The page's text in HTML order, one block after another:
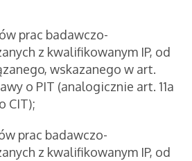
prac badawczo-
z kwalifikowanym IP, od
wskazanego w art.
o PIT (analogicznie art. 11a
CIT);
prac badawczo-
z kwalifikowanym IP, od